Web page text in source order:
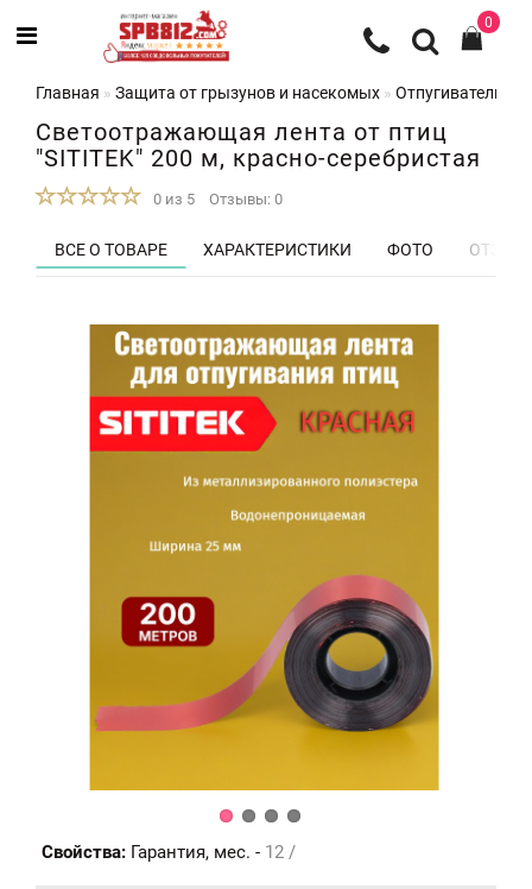
0
Главная Защита от грызунов и насекомых Отпугиватели
Светоотражающая лента от птиц
"SITITEK" 200 м, красно-серебристая
0 из 5 Отзывы: 0
ВСЕ О ТОВАРЕ ХАРАКТЕРИСТИКИ ФОТО
Свойства: Гарантия, мес. - 12 /